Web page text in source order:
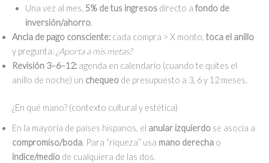
Una vez al mes, 5% de tus ingresosdirecto a fondo de
inversión/ahorro.
Ancla de pago consciente: cada compra > X monto, toca el anillo
y pregunta: ¿Aporta a mis metas?
Revisión 3–6–12: agenda en calendario (cuando te quites el
anillo de noche) un chequeo de presupuesto a 3, 6 y 12 meses.
¿En qué mano? (contexto cultural y estética)
En la mayoría de países hispanos, el anular izquierdo se asocia a
compromiso/boda. Para “riqueza” usa mano derecha o
índice/medio de cualquiera de las dos.